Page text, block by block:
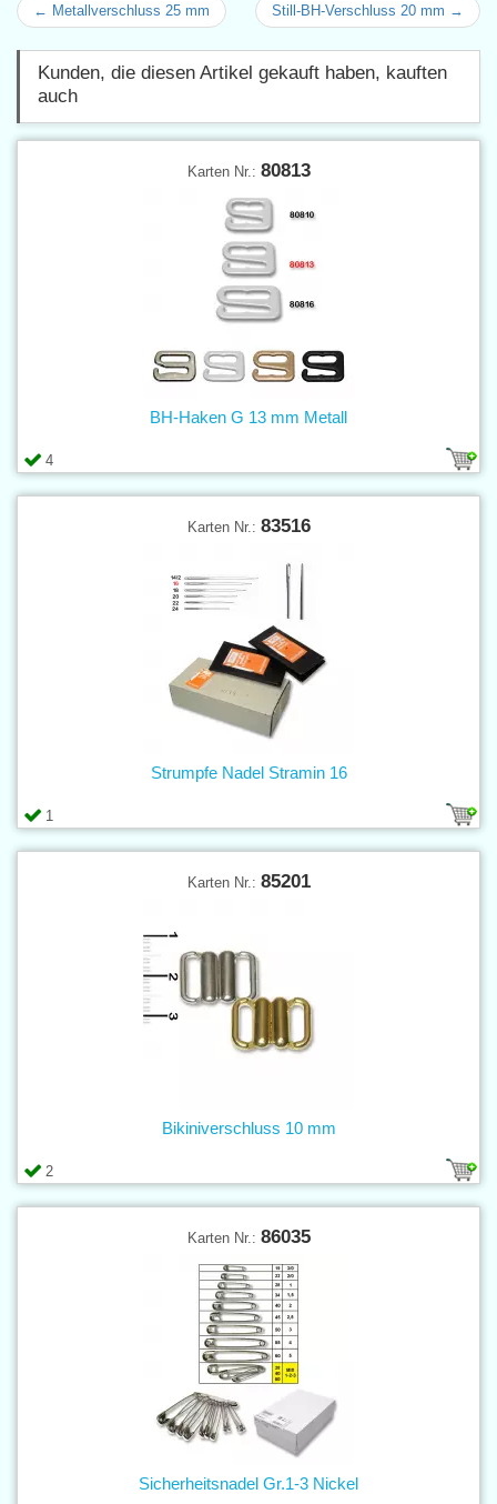
← Metallverschluss 25 mm Still-BH-Verschluss 20 mm →
Kunden, die diesen Artikel gekauft haben, kauften
auch
Karten Nr.: 80813
4
BH-Haken G 13 mm Metall
Karten Nr.: 83516
1
Strumpfe Nadel Stramin 16
Karten Nr.: 85201
2
Bikiniverschluss 10 mm
Karten Nr.: 86035
Sicherheitsnadel Gr.1-3 Nickel